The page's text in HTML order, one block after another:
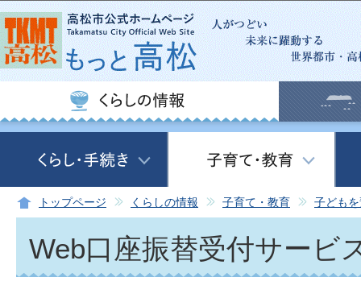
この
トップページ くらしの情報 子育て・教育 子ども
Web口座振替受付サービ